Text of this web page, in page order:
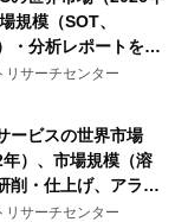
規模（SOT、
・分析レポートを発
リサーチセンター
ービスの世界市場
年）、市場規模（溶
削・仕上げ、アライ
・分析レポートを発
リサーチセンター